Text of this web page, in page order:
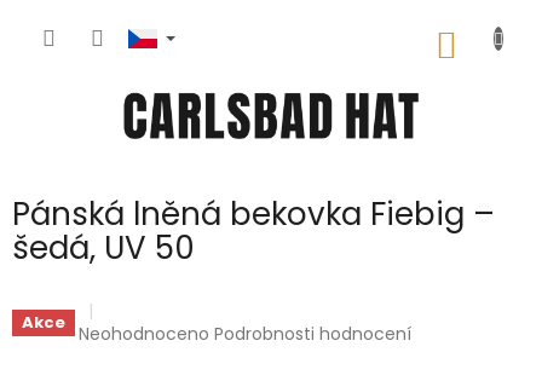
Pánská lněná bekovka Fiebig –
šedá, UV 50
Akce Průměrné
Neohodnoceno Podrobnosti hodnocení